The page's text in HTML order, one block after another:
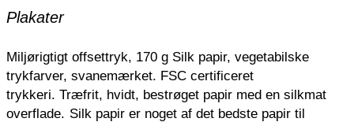
Plakater
Miljørigtigt offsettryk, 170 g Silk papir, vegetabilske
trykfarver, svanemærket. FSC certificeret
trykkeri. Træfrit, hvidt, bestrøget papir med en silkmat
overflade. Silk papir er noget af det bedste papir til